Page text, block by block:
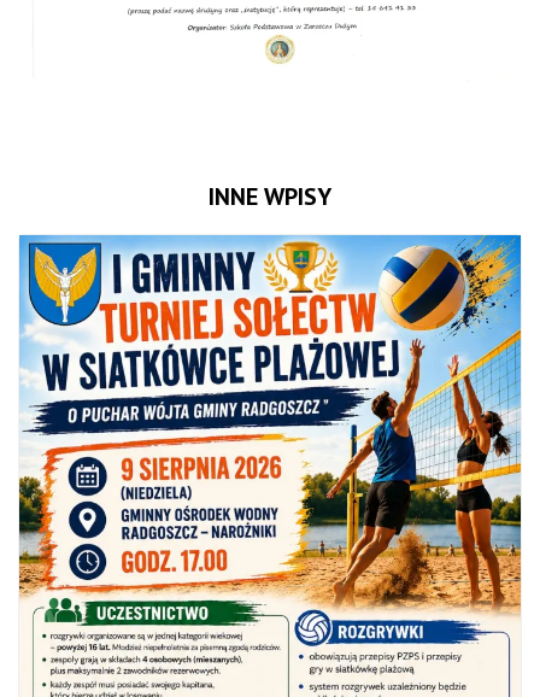
INNE WPISY